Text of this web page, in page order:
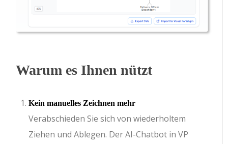
Warum es Ihnen nützt
Kein manuelles Zeichnen mehr
Verabschieden Sie sich von wiederholtem
Ziehen und Ablegen. Der AI-Chatbot in VP